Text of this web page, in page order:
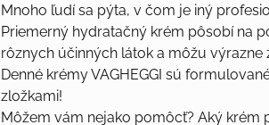
Mnoho ľudí sa pýta, v čom je iný
Priemerný hydratačný krém pôsobí na
rôznych účinných látok a môžu
Denné krémy VAGHEGGI sú
zložkami!
Môžem vám nejako pomôcť? Aký krém